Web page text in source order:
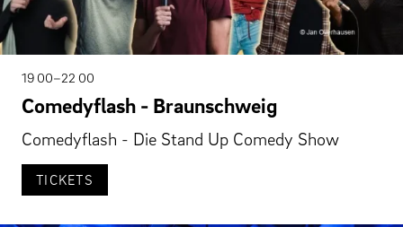
19 00–22 00
Comedyflash - Braunschweig
Comedyflash - Die Stand Up Comedy Show
TICKETS